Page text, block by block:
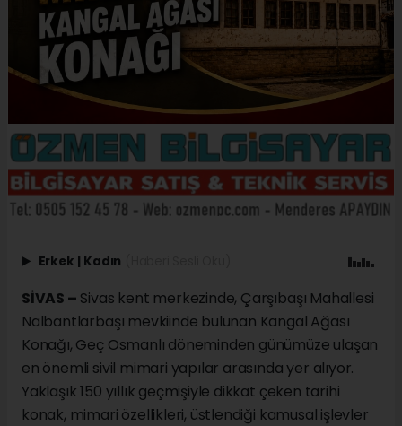
Erkek | Kadın
SİVAS – Sivas kent merkezinde, Çarşıbaşı Mahallesi
Nalbantlarbaşı mevkiinde bulunan Kangal Ağası
Konağı, Geç Osmanlı döneminden günümüze ulaşan
en önemli sivil mimari yapılar arasında yer alıyor.
Yaklaşık 150 yıllık geçmişiyle dikkat çeken tarihi
konak, mimari özellikleri, üstlendiği kamusal işlevler